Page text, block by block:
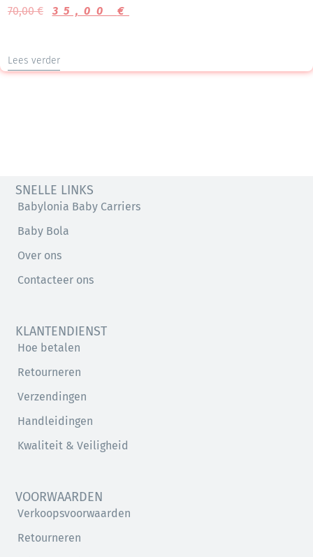
70,00€ 35,00 €
Lees verder
SNELLE LINKS
Babylonia Baby Carriers
Baby Bola
Over ons
Contacteer ons
KLANTENDIENST
Hoe betalen
Retourneren
Verzendingen
Handleidingen
Kwaliteit & Veiligheid
VOORWAARDEN
Verkoopsvoorwaarden
Retourneren